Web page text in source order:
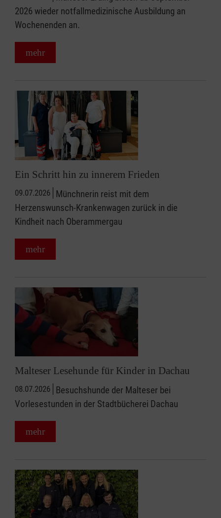
2026 wieder notfallmedizinische Ausbildung an
Wochenenden an.
mehr
Ein Schritt hin zu innerem Frieden
09.07.2026 Münchnerin reist mit dem
Herzenswunsch-Krankenwagen zurück in die
Kindheit nach Oberammergau
mehr
Malteser Lesehunde für Kinder in Dachau
08.07.2026 Besuchshunde der Malteser bei
Vorlesestunden in der Stadtbücherei Dachau
mehr